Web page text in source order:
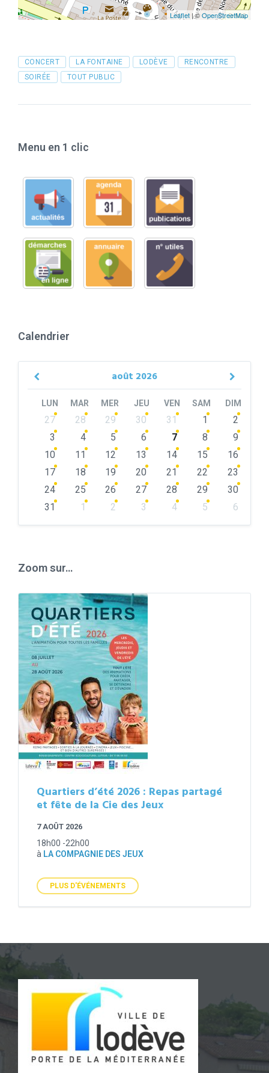
Leaflet | ©OpenStreetMap
Tags
CONCERT LA FONTAINE LODÈVE
RENCONTRE
SOIRÉE
TOUT PUBLIC
Menu en 1 clic
Calendrier
août 2026
Previous
LUN MAR MER JEU VEN SAM DIM
Skip
calendar
27 28 29 30 31 1
2
3
4 5 6 7 8
9
10
11 12 13 14 15
16
17
18 19 20 21 22
23
24
25 26 27 28 29
30
31
1 2 3 4 5
6
Zoom sur…
Quartiers d’été 2026 : Repas partagé
et fête de la Cie des Jeux
7 AOÛT 2026
18h00 -22h00
à LA COMPAGNIE DES JEUX
PLUS D'ÉVÉNEMENTS